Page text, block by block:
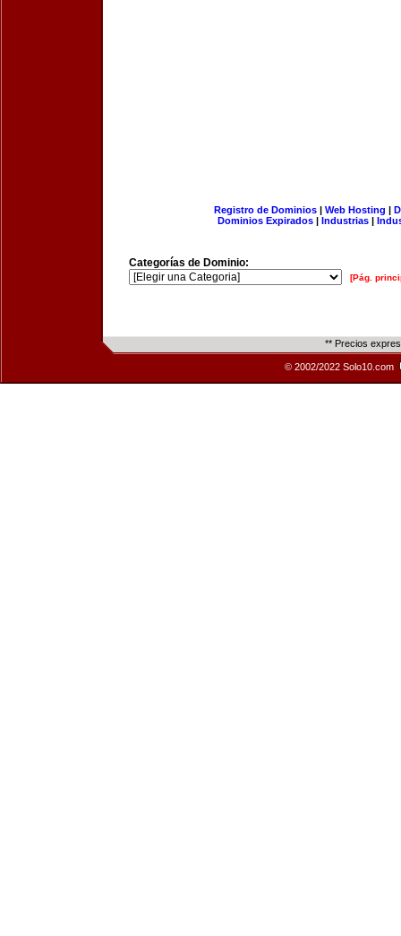
Registro de Dominios| Web Hosting |
Dominios Expirados | Industrias |
Categorías de Dominio:
[Pág.
** Precios
© 2002/2022 Solo10.com